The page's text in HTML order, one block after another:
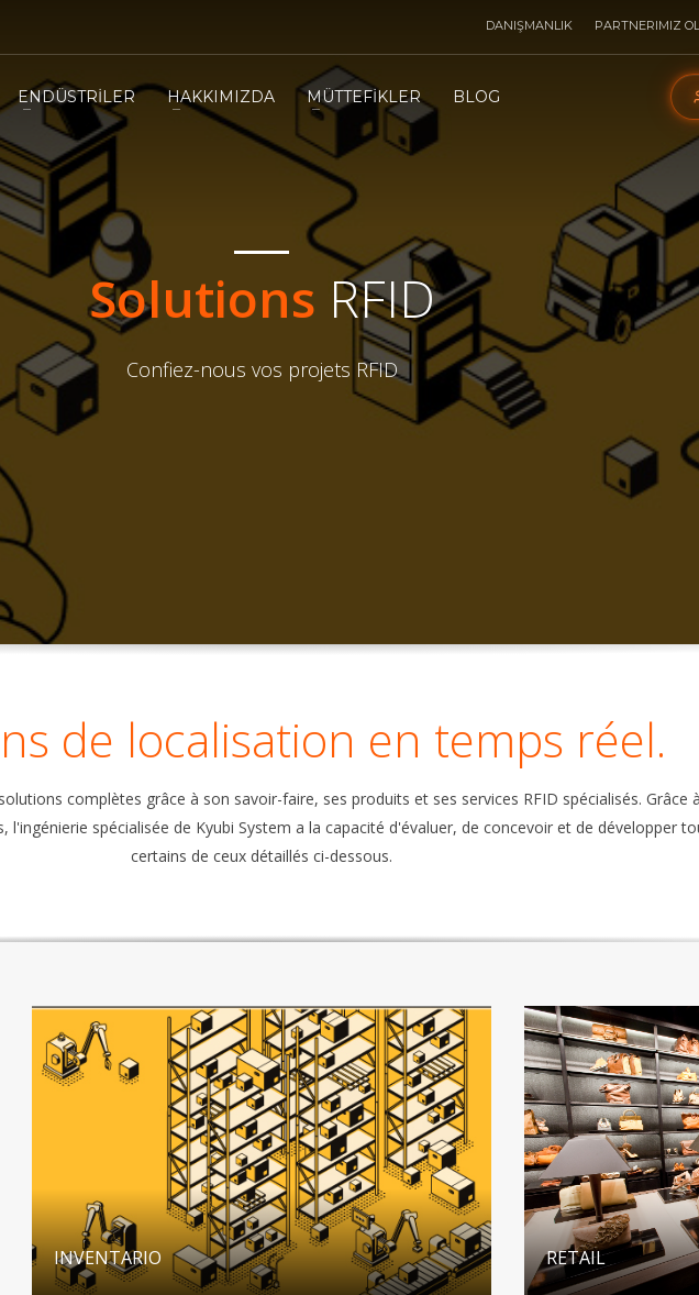
DANIŞMANLIK PARTNERIMIZ
ENDÜSTRİLER HAKKIMIZDA MÜTTEFİKLER BLOG
Solutions RFID
Confiez-nous vos projets RFID
de localisation en temps réel.
complètes grâce à son savoir-faire, ses produits et ses services RFID spécialisés.
spécialisée de Kyubi System a la capacité d'évaluer, de concevoir et de développer
certains de ceux détaillés ci-dessous.
INVENTARIO RETAIL